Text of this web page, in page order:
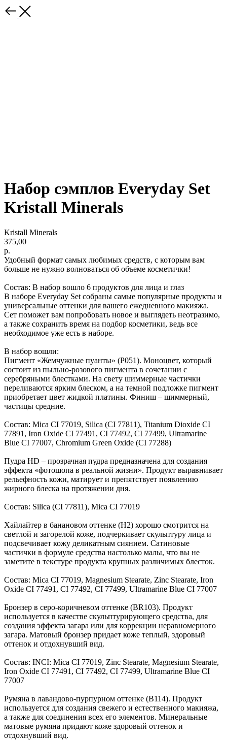
Набор сэмплов Everyday Set
Kristall Minerals
Kristall Minerals
375,00
р.
Удобный формат самых любимых средств, с которым вам
больше не нужно волноваться об объеме косметички!
Состав: В набор вошло 6 продуктов для лица и глаз
В наборе Everyday Set собраны самые популярные продукты и
универсальные оттенки для вашего ежедневного макияжа.
Сет поможет вам попробовать новое и выглядеть неотразимо,
а также сохранить время на подбор косметики, ведь все
необходимое уже есть в наборе.
В набор вошли:
Пигмент «Жемчужные пуанты» (Р051). Моноцвет, который
состоит из пыльно-розового пигмента в сочетании с
серебряными блестками. На свету шиммерные частички
переливаются ярким блеском, а на темной подложке пигмент
приобретает цвет жидкой платины. Финиш – шиммерный,
частицы средние.
Состав: Mica CI 77019, Silica (CI 77811), Titanium Dioxide CI
77891, Iron Oxide CI 77491, CI 77492, CI 77499, Ultramarine
Blue CI 77007, Chromium Green Oxide (CI 77288)
Пудра HD – прозрачная пудра предназначена для создания
эффекта «фотошопа в реальной жизни». Продукт выравнивает
рельефность кожи, матирует и препятствует появлению
жирного блеска на протяжении дня.
Состав: Silica (CI 77811), Mica CI 77019
Хайлайтер в банановом оттенке (H2) хорошо смотрится на
светлой и загорелой коже, подчеркивает скульптуру лица и
подсвечивает кожу деликатным сиянием. Сатиновые
частички в формуле средства настолько малы, что вы не
заметите в текстуре продукта крупных различимых блесток.
Состав: Mica CI 77019, Magnesium Stearate, Zinc Stearate, Iron
Oxide CI 77491, CI 77492, CI 77499, Ultramarine Blue CI 77007
Бронзер в серо-коричневом оттенке (BR103). Продукт
используется в качестве скульптурирующего средства, для
создания эффекта загара или для коррекции неравномерного
загара. Матовый бронзер придает коже теплый, здоровый
оттенок и отдохнувший вид.
Состав: INCI: Mica CI 77019, Zinc Stearate, Magnesium Stearate,
Iron Oxide CI 77491, CI 77492, CI 77499, Ultramarine Blue CI
77007
Румяна в лавандово-пурпурном оттенке (B114). Продукт
используется для создания свежего и естественного макияжа,
а также для соединения всех его элементов. Минеральные
матовые румяна придают коже здоровый оттенок и
отдохнувший вид.